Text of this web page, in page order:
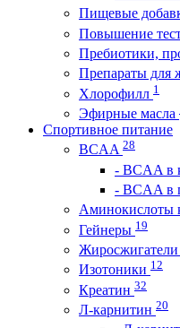
Пищевые
Повышение
Пребиотики,
Препараты для
Хлорофилл 1
Эфирные масла
Спортивное питание
BCAA 28
- BCAA в
- BCAA в
Аминокислоты
Гейнеры 19
Жиросжигатели
Изотоники 12
Креатин 32
Л-карнитин 20